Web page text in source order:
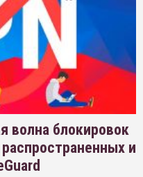
волна блокировок
и